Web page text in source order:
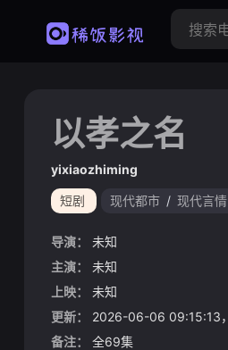
以孝之名
yixiaozhiming
短剧 现代都市 / 现代言情
导演：
未知
主演：
未知
上映：
未知
更新：
2026-06-06 09:15:13
备注：
全69集